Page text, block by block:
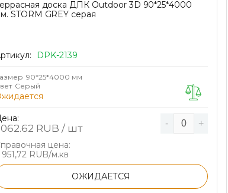
доска ДПК Outdoor 3D 90*25*4000
STORM GREY серая
DPK-2139
90*25*4000 мм
Серый
062.62 RUB / шт - +
цена:
951,72 RUB/м.кв
ОЖИДАЕТСЯ